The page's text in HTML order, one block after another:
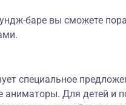
баре вы сможете
специальное
Для детей и